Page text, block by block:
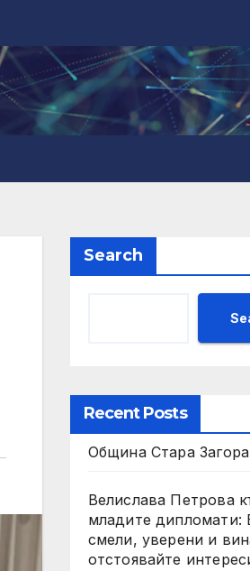
Search
Recent Posts
Община Стара Загора
Велислава Петрова
младите дипломати:
смели, уверени и
отстоявайте